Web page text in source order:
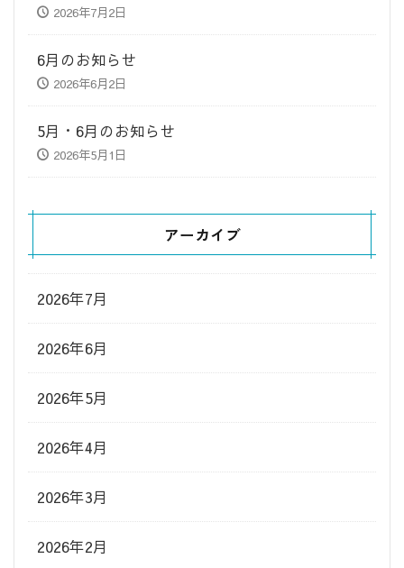
2026年7月2日
6月のお知らせ
2026年6月2日
5月・6月のお知らせ
2026年5月1日
アーカイブ
2026年7月
2026年6月
2026年5月
2026年4月
2026年3月
2026年2月